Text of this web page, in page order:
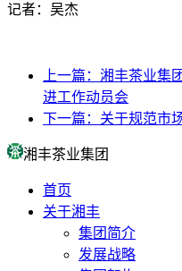
记者：吴杰
上一篇：湘丰茶业集
进工作动员会
下一篇：关于规范市
湘丰茶业集团
首页
关于湘丰
集团简介
发展战略